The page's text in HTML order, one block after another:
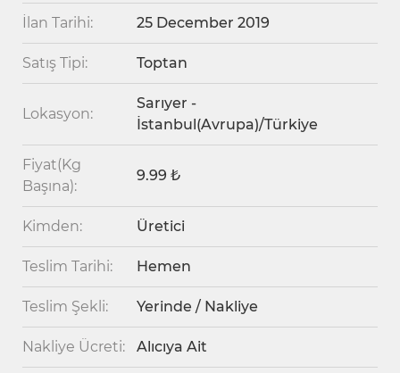
İlan Tarihi: 25 December 2019
Satış Tipi: Toptan
Lokasyon:
Sarıyer -
İstanbul(Avrupa)/Türkiye
Fiyat(Kg
Başına):
9.99 ₺
Kimden: Üretici
Teslim Tarihi: Hemen
Teslim Şekli: Yerinde / Nakliye
Nakliye Ücreti: Alıcıya Ait